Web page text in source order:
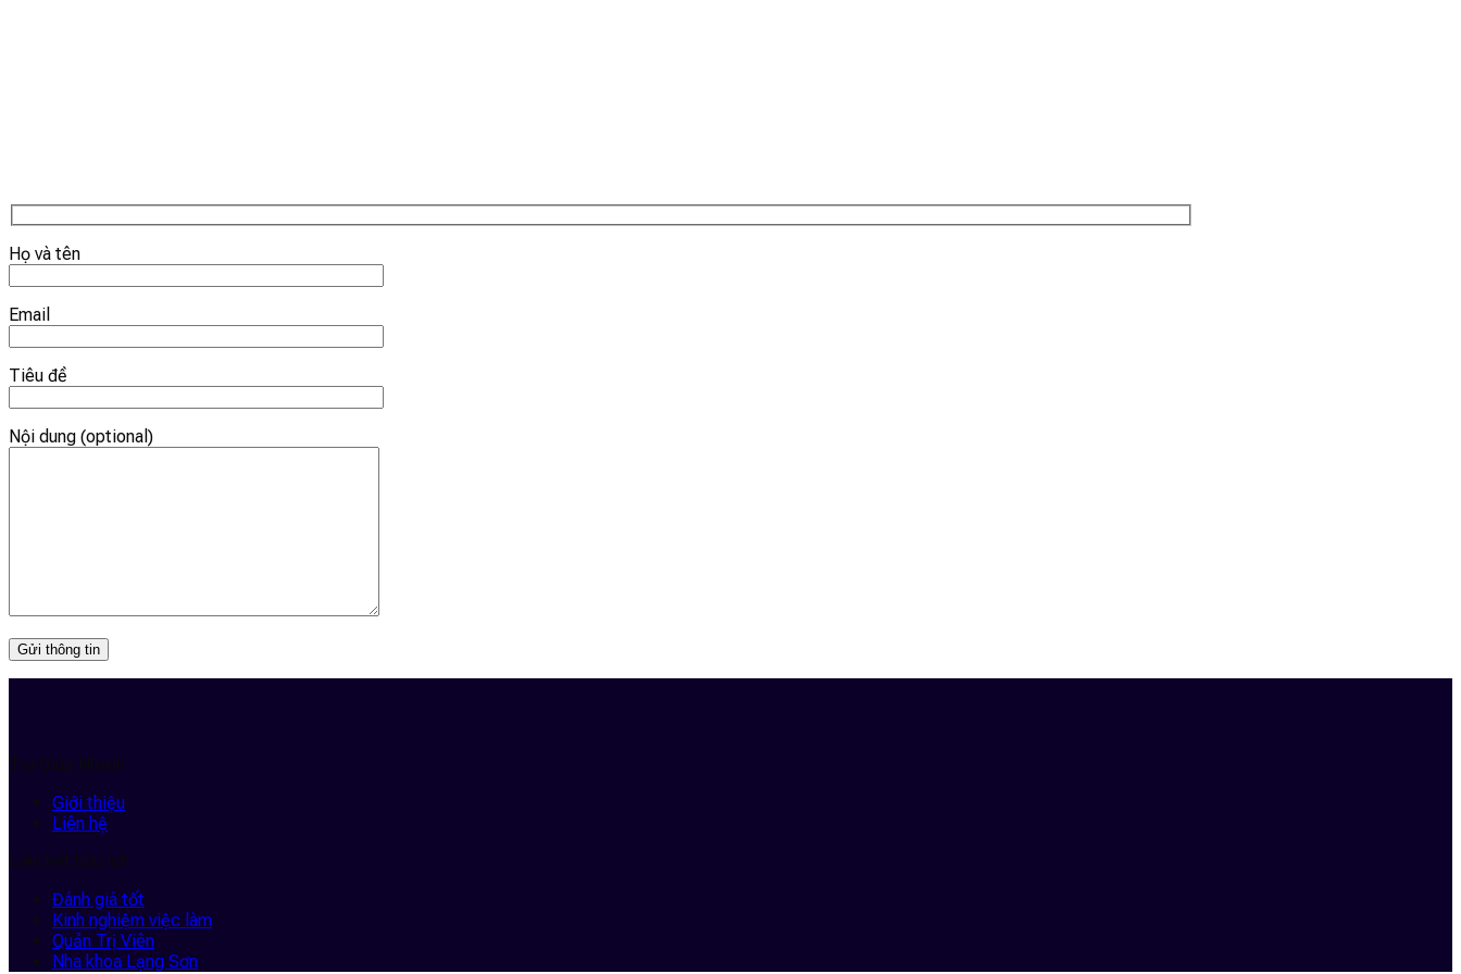
Họ và tên
Email
Tiêu đề
Nội dung (optional)
Trợ Giúp Nhanh
Giới thiệu
Liên hệ
Liên kết hữu ích
Đánh giá tốt
Kinh nghiệm việc làm
Quản Trị Viên
Nha khoa Lạng Sơn